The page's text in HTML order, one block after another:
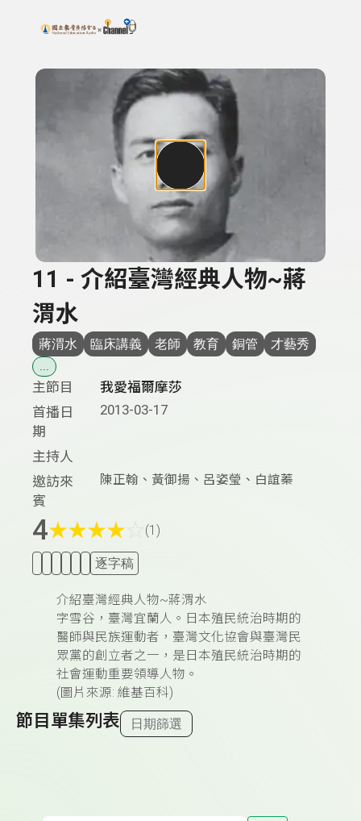
上方功能區塊
搜尋關鍵字：可輸入節目名稱、主持人或關鍵字
11 - 介紹臺灣經典人物~蔣
渭水
蔣渭水 臨床講義 老師 教育 銅管 才藝秀
...
主節目
我愛福爾摩莎
首播日
期
2013-03-17
主持人
邀訪來
賓
陳正翰、黃御揚、呂姿瑩、白誼蓁
4★★★★ (1)
逐字稿
介紹臺灣經典人物~蔣渭水
字雪谷，臺灣宜蘭人。日本殖民統治時期的
醫師與民族運動者，臺灣文化協會與臺灣民
眾黨的創立者之一，是日本殖民統治時期的
社會運動重要領導人物。
(圖片來源: 維基百科)
節目單集列表 日期篩選